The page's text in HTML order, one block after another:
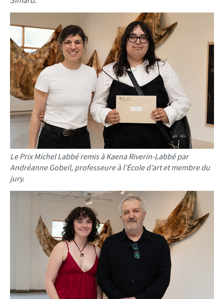
Le Prix Michel Labbé remis à Kaena Riverin-Labbé par
Andréanne Gobeil, professeure à l’École d’art et membre du
jury.